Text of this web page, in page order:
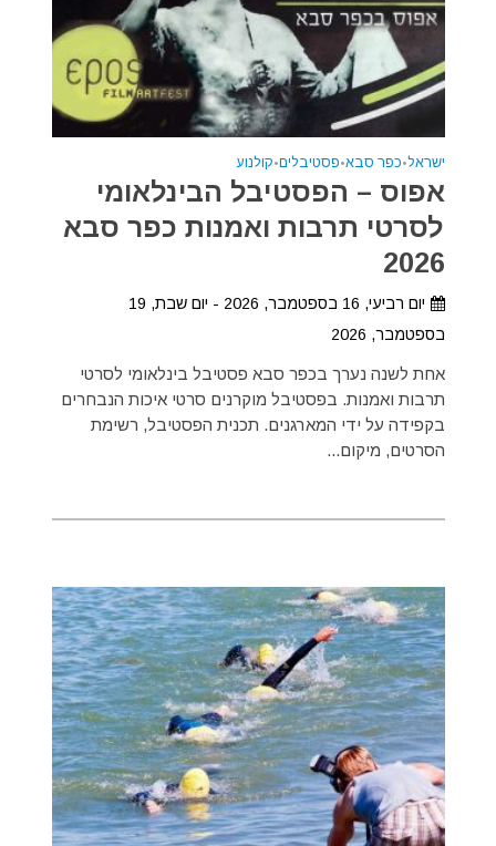
ישראל•כפר סבא•פסטיבלים•קולנוע
אפוס – הפסטיבל הבינלאומי
לסרטי תרבות ואמנות כפר סבא
2026
יום רביעי, 16 בספטמבר, 2026 - יום שבת, 19
בספטמבר, 2026
אחת לשנה נערך בכפר סבא פסטיבל בינלאומי לסרטי
תרבות ואמנות. בפסטיבל מוקרנים סרטי איכות הנבחרים
בקפידה על ידי המארגנים. תכנית הפסטיבל, רשימת
הסרטים, מיקום...